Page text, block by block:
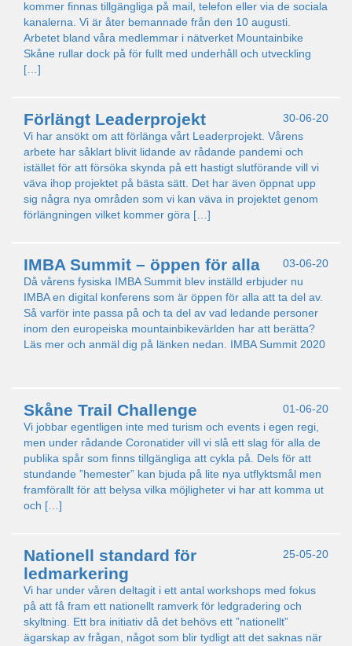
kommer finnas tillgängliga på mail, telefon eller via de sociala
kanalerna. Vi är åter bemannade från den 10 augusti.
Arbetet bland våra medlemmar i nätverket Mountainbike
Skåne rullar dock på för fullt med underhåll och utveckling
[…]
30-06-20
Förlängt Leaderprojekt
Vi har ansökt om att förlänga vårt Leaderprojekt. Vårens
arbete har såklart blivit lidande av rådande pandemi och
istället för att försöka skynda på ett hastigt slutförande vill vi
väva ihop projektet på bästa sätt. Det har även öppnat upp
sig några nya områden som vi kan väva in projektet genom
förlängningen vilket kommer göra […]
03-06-20
IMBA Summit – öppen för alla
Då vårens fysiska IMBA Summit blev inställd erbjuder nu
IMBA en digital konferens som är öppen för alla att ta del av.
Så varför inte passa på och ta del av vad ledande personer
inom den europeiska mountainbikevärlden har att berätta?
Läs mer och anmäl dig på länken nedan. IMBA Summit 2020
01-06-20
Skåne Trail Challenge
Vi jobbar egentligen inte med turism och events i egen regi,
men under rådande Coronatider vill vi slå ett slag för alla de
publika spår som finns tillgängliga att cykla på. Dels för att
stundande ”hemester” kan bjuda på lite nya utflyktsmål men
framförallt för att belysa vilka möjligheter vi har att komma ut
och […]
25-05-20
Nationell standard för
ledmarkering
Vi har under våren deltagit i ett antal workshops med fokus
på att få fram ett nationellt ramverk för ledgradering och
skyltning. Ett bra initiativ då det behövs ett ”nationellt”
ägarskap av frågan, något som blir tydligt att det saknas när